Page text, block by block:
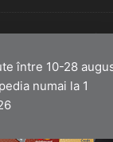
între 10-28
numai la 1
- Toate drepturile
Pixel &